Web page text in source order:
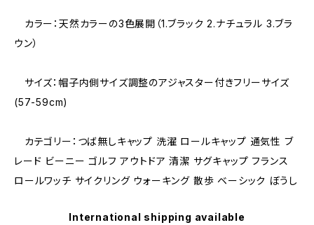
カラー：天然カラーの3色展開（1.ブラック 2.ナチュラル 3.ブラ
ウン）
サイズ：帽子内側サイズ調整のアジャスター付きフリーサイズ
(57-59cm)
カテゴリー：つば無しキャップ 洗濯 ロールキャップ 通気性 ブ
レード ビーニー ゴルフ アウトドア 清潔 サグキャップ フランス
ロールワッチ サイクリング ウォーキング 散歩 ベーシック ぼうし
International shipping available